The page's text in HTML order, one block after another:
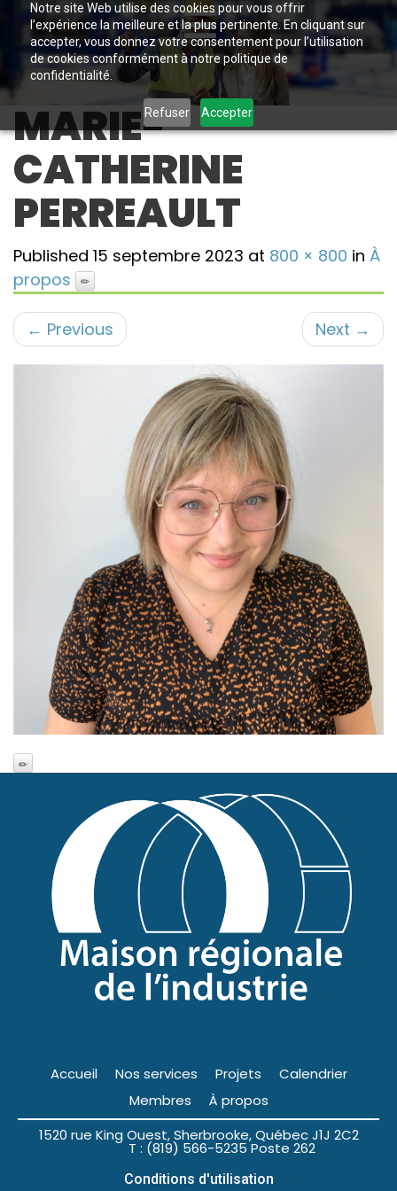
Notre site Web utilise des cookies pour vous offrir
l’expérience la meilleure et la plus pertinente. En cliquant sur
accepter, vous donnez votre consentement pour l’utilisation
de cookies conformément à notre politique de
confidentialité.
Refuser Accepter
MARIE-
CATHERINE
PERREAULT
Published 15 septembre 2023 at 800 × 800 in À
propos
← Previous Next →
Accueil Nos services Projets
Calendrier
Membres
À propos
1520 rue King Ouest, Sherbrooke, Québec J1J 2C2
T : (819) 566-5235 Poste 262
Conditions d'utilisation